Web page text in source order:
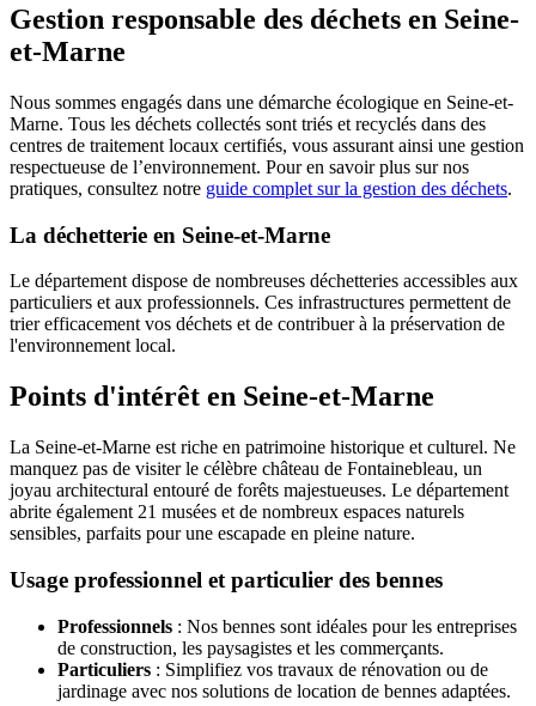
Gestion responsable des déchets en Seine-
et-Marne
Nous sommes engagés dans une démarche écologique en Seine-et-
Marne. Tous les déchets collectés sont triés et recyclés dans des
centres de traitement locaux certifiés, vous assurant ainsi une gestion
respectueuse de l’environnement. Pour en savoir plus sur nos
pratiques, consultez notre guide complet sur la gestion des déchets.
La déchetterie en Seine-et-Marne
Le département dispose de nombreuses déchetteries accessibles aux
particuliers et aux professionnels. Ces infrastructures permettent de
trier efficacement vos déchets et de contribuer à la préservation de
l'environnement local.
Points d'intérêt en Seine-et-Marne
La Seine-et-Marne est riche en patrimoine historique et culturel. Ne
manquez pas de visiter le célèbre château de Fontainebleau, un
joyau architectural entouré de forêts majestueuses. Le département
abrite également 21 musées et de nombreux espaces naturels
sensibles, parfaits pour une escapade en pleine nature.
Usage professionnel et particulier des bennes
Professionnels : Nos bennes sont idéales pour les entreprises
de construction, les paysagistes et les commerçants.
Particuliers : Simplifiez vos travaux de rénovation ou de
jardinage avec nos solutions de location de bennes adaptées.